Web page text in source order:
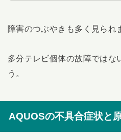
障害のつぶやきも多く見られ
多分テレビ個体の故障ではな
う。
AQUOSの不具合症状と